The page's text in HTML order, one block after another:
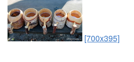
[700x395]